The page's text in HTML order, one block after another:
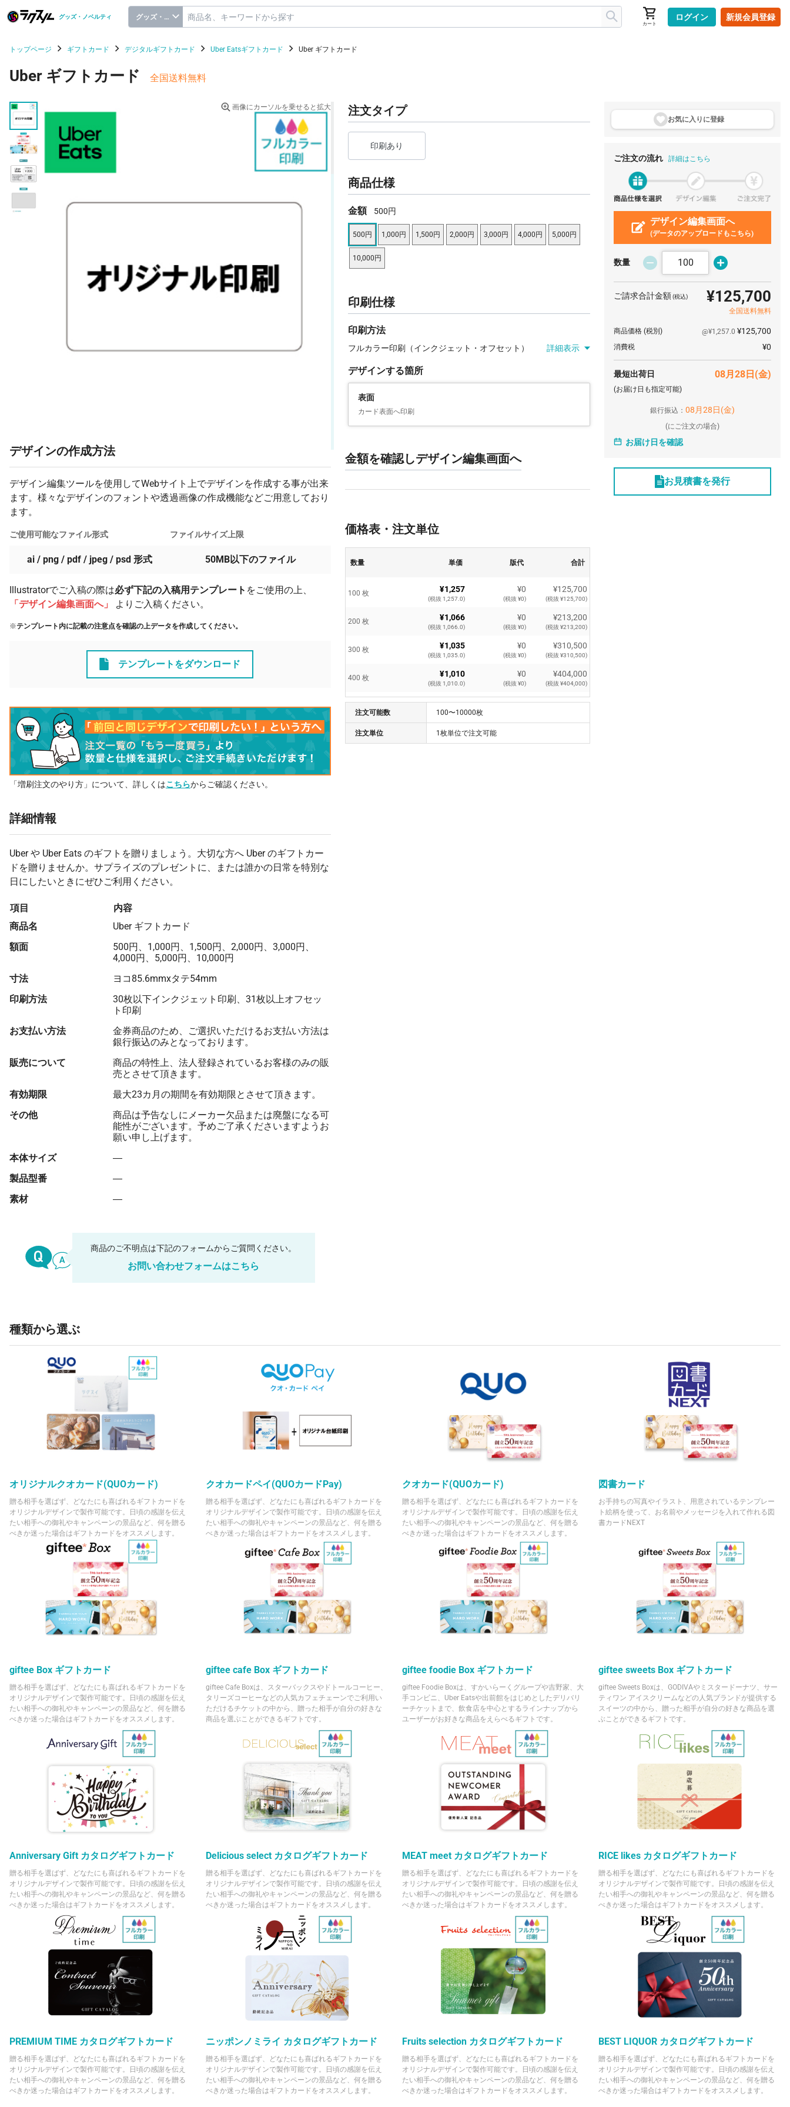
グッズ・ノベルティ グッズ・ノベルティ
カート
ログイン 新規会員登録
トップページ ギフトカード デジタルギフトカード Uber Eatsギフトカード Uber ギフトカード
Uber ギフトカード 全国送料無料
画像にカーソルを乗せると拡大
デザインの作成方法
デザイン編集ツールを使用してWebサイト上でデザインを作成する事が出来
ます。様々なデザインのフォントや透過画像の作成機能などご用意しており
ます。
ご使用可能なファイル形式
ai / png / pdf / jpeg / psd 形式
ファイルサイズ上限
50MB以下のファイル
Illustratorでご入稿の際は必ず下記の入稿用テンプレート をご使用の上、
「デザイン編集画面へ」
よりご入稿ください。
※テンプレート内に記載の注意点を確認の上データを作成してください。
テンプレートをダウンロード
「増刷注文のやり方」について、詳しくはこちらからご確認ください。
詳細情報
Uber や Uber Eats のギフトを贈りましょう。大切な方へ Uber のギフトカー
ドを贈りませんか。サプライズのプレゼントに、または誰かの日常を特別な
日にしたいときにぜひご利用ください。
項目
内容
商品名
Uber ギフトカード
額面
500円、1,000円、1,500円、2,000円、3,000円、
4,000円、5,000円、10,000円
寸法
ヨコ85.6mmxタテ54mm
印刷方法
30枚以下インクジェット印刷、31枚以上オフセッ
ト印刷
お支払い方法
金券商品のため、ご選択いただけるお支払い方法は
銀行振込のみとなっております。
販売について
商品の特性上、法人登録されているお客様のみの販
売とさせて頂きます。
有効期限
最大23カ月の期間を有効期限とさせて頂きます。
その他
商品は予告なしにメーカー欠品または廃盤になる可
能性がございます。予めご了承くださいますようお
願い申し上げます。
本体サイズ
―
製品型番
―
素材
―
商品のご不明点は下記のフォームからご質問ください。
お問い合わせフォームはこちら
注文タイプ
印刷あり
商品仕様
金額 500円
500円 1,000円 1,500円 2,000円 3,000円 4,000円 5,000円
10,000円
印刷仕様
印刷方法
フルカラー印刷（インクジェット・オフセット） 詳細表示
デザインする箇所
表面
カード表面へ印刷
金額を確認しデザイン編集画面へ
価格表・注文単位
数量 単価 版代 合計
100 枚 ¥1,257
(税抜 1,257.0)
¥0
(税抜 ¥0)
¥125,700
(税抜 ¥125,700)
200 枚 ¥1,066
(税抜 1,066.0)
¥0
(税抜 ¥0)
¥213,200
(税抜 ¥213,200)
300 枚 ¥1,035
(税抜 1,035.0)
¥0
(税抜 ¥0)
¥310,500
(税抜 ¥310,500)
400 枚 ¥1,010
(税抜 1,010.0)
¥0
(税抜 ¥0)
¥404,000
(税抜 ¥404,000)
¥994
(税抜 994.0)
¥0 ¥497,000
600 枚 ¥979
注文可能数 100〜10000枚
注文単位 1枚単位で注文可能
お気に入りに登録
ご注文の流れ 詳細はこちら
デザイン編集画面へ
(データのアップロードもこちら)
数量
ご請求合計金額(税込) ¥125,700
全国送料無料
商品価格 (税別) @¥1,257.0 ¥125,700
消費税 ¥0
最短出荷日 08月28日(金)
(お届け日も指定可能)
銀行振込： 08月28日(金)
(にご注文の場合)
お届け日を確認
お見積書を発行
種類から選ぶ
オリジナルクオカード(QUOカード)
贈る相手を選ばず、どなたにも喜ばれるギフトカードを
オリジナルデザインで製作可能です。日頃の感謝を伝え
たい相手への御礼やキャンペーンの景品など、何を贈る
べきか迷った場合はギフトカードをオススメします。
クオカードペイ(QUOカードPay)
贈る相手を選ばず、どなたにも喜ばれるギフトカードを
オリジナルデザインで製作可能です。日頃の感謝を伝え
たい相手への御礼やキャンペーンの景品など、何を贈る
べきか迷った場合はギフトカードをオススメします。
クオカード(QUOカード)
贈る相手を選ばず、どなたにも喜ばれるギフトカードを
オリジナルデザインで製作可能です。日頃の感謝を伝え
たい相手への御礼やキャンペーンの景品など、何を贈る
べきか迷った場合はギフトカードをオススメします。
図書カード
お手持ちの写真やイラスト、用意されているテンプレー
ト絵柄を使って、お名前やメッセージを入れて作れる図
書カードNEXT
giftee Box ギフトカード
贈る相手を選ばず、どなたにも喜ばれるギフトカードを
オリジナルデザインで製作可能です。日頃の感謝を伝え
たい相手への御礼やキャンペーンの景品など、何を贈る
べきか迷った場合はギフトカードをオススメします。
giftee cafe Box ギフトカード
giftee Cafe Boxは、スターバックスやドトールコーヒー、
タリーズコーヒーなどの人気カフェチェーンでご利用い
ただけるチケットの中から、贈った相手が自分の好きな
商品を選ぶことができるギフトです。
giftee foodie Box ギフトカード
giftee Foodie Boxは、すかいらーくグループや吉野家、大
手コンビニ、Uber Eatsや出前館をはじめとしたデリバリ
ーチケットまで、飲食店を中心とするラインナップから
ユーザーがお好きな商品をえらべるギフトです。
giftee sweets Box ギフトカード
giftee Sweets Boxは、GODIVAやミスタードーナツ、サー
ティワン アイスクリームなどの人気ブランドが提供する
スイーツの中から、贈った相手が自分の好きな商品を選
ぶことができるギフトです。
Anniversary Gift カタログギフトカード
贈る相手を選ばず、どなたにも喜ばれるギフトカードを
オリジナルデザインで製作可能です。日頃の感謝を伝え
たい相手への御礼やキャンペーンの景品など、何を贈る
べきか迷った場合はギフトカードをオススメします。
Delicious select カタログギフトカード
贈る相手を選ばず、どなたにも喜ばれるギフトカードを
オリジナルデザインで製作可能です。日頃の感謝を伝え
たい相手への御礼やキャンペーンの景品など、何を贈る
べきか迷った場合はギフトカードをオススメします。
MEAT meet カタログギフトカード
贈る相手を選ばず、どなたにも喜ばれるギフトカードを
オリジナルデザインで製作可能です。日頃の感謝を伝え
たい相手への御礼やキャンペーンの景品など、何を贈る
べきか迷った場合はギフトカードをオススメします。
RICE likes カタログギフトカード
贈る相手を選ばず、どなたにも喜ばれるギフトカードを
オリジナルデザインで製作可能です。日頃の感謝を伝え
たい相手への御礼やキャンペーンの景品など、何を贈る
べきか迷った場合はギフトカードをオススメします。
PREMIUM TIME カタログギフトカード
贈る相手を選ばず、どなたにも喜ばれるギフトカードを
オリジナルデザインで製作可能です。日頃の感謝を伝え
たい相手への御礼やキャンペーンの景品など、何を贈る
べきか迷った場合はギフトカードをオススメします。
ニッポンノミライ カタログギフトカード
贈る相手を選ばず、どなたにも喜ばれるギフトカードを
オリジナルデザインで製作可能です。日頃の感謝を伝え
たい相手への御礼やキャンペーンの景品など、何を贈る
べきか迷った場合はギフトカードをオススメします。
Fruits selection カタログギフトカード
贈る相手を選ばず、どなたにも喜ばれるギフトカードを
オリジナルデザインで製作可能です。日頃の感謝を伝え
たい相手への御礼やキャンペーンの景品など、何を贈る
べきか迷った場合はギフトカードをオススメします。
BEST LIQUOR カタログギフトカード
贈る相手を選ばず、どなたにも喜ばれるギフトカードを
オリジナルデザインで製作可能です。日頃の感謝を伝え
たい相手への御礼やキャンペーンの景品など、何を贈る
べきか迷った場合はギフトカードをオススメします。